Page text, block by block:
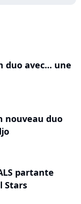
duo avec... une
nouveau duo
partante
Stars